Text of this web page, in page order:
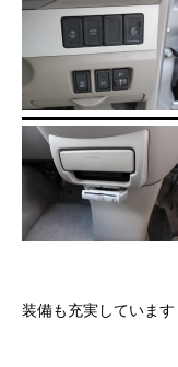
車磨き
車検
整備・修理
各種手続
装備も充実しています